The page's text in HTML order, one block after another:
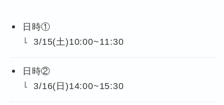
日時①
3/15(土)10:00~11:30
日時②
3/16(日)14:00~15:30